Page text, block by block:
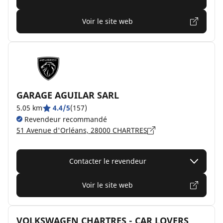
Voir le site web
GARAGE AGUILAR SARL
5.05 km 4.4/5(157)
Revendeur recommandé
51 Avenue d'Orléans, 28000 CHARTRES
Contacter le revendeur
Voir le site web
VOLKSWAGEN CHARTRES - CAR LOVERS